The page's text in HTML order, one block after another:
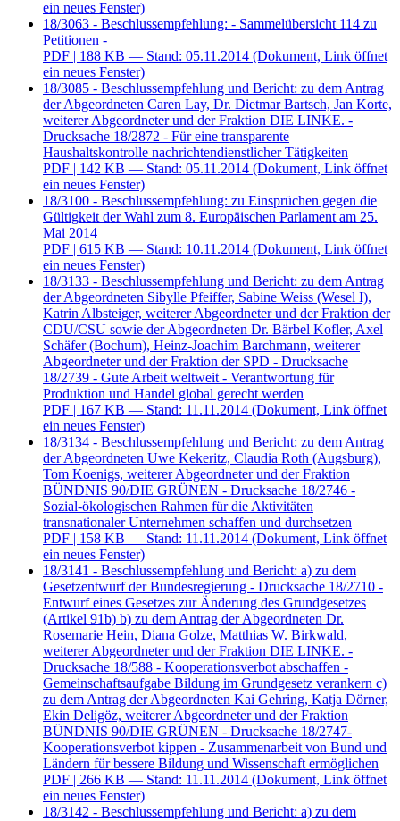
ein neues Fenster)
18/3063 - Beschlussempfehlung: - Sammelübersicht 114 zu
Petitionen -
PDF | 188 KB — Stand: 05.11.2014 (Dokument, Link öffnet
ein neues Fenster)
18/3085 - Beschlussempfehlung und Bericht: zu dem Antrag
der Abgeordneten Caren Lay, Dr. Dietmar Bartsch, Jan Korte,
weiterer Abgeordneter und der Fraktion DIE LINKE. -
Drucksache 18/2872 - Für eine transparente
Haushaltskontrolle nachrichtendienstlicher Tätigkeiten
PDF | 142 KB — Stand: 05.11.2014 (Dokument, Link öffnet
ein neues Fenster)
18/3100 - Beschlussempfehlung: zu Einsprüchen gegen die
Gültigkeit der Wahl zum 8. Europäischen Parlament am 25.
Mai 2014
PDF | 615 KB — Stand: 10.11.2014 (Dokument, Link öffnet
ein neues Fenster)
18/3133 - Beschlussempfehlung und Bericht: zu dem Antrag
der Abgeordneten Sibylle Pfeiffer, Sabine Weiss (Wesel I),
Katrin Albsteiger, weiterer Abgeordneter und der Fraktion der
CDU/CSU sowie der Abgeordneten Dr. Bärbel Kofler, Axel
Schäfer (Bochum), Heinz-Joachim Barchmann, weiterer
Abgeordneter und der Fraktion der SPD - Drucksache
18/2739 - Gute Arbeit weltweit - Verantwortung für
Produktion und Handel global gerecht werden
PDF | 167 KB — Stand: 11.11.2014 (Dokument, Link öffnet
ein neues Fenster)
18/3134 - Beschlussempfehlung und Bericht: zu dem Antrag
der Abgeordneten Uwe Kekeritz, Claudia Roth (Augsburg),
Tom Koenigs, weiterer Abgeordneter und der Fraktion
BÜNDNIS 90/DIE GRÜNEN - Drucksache 18/2746 -
Sozial-ökologischen Rahmen für die Aktivitäten
transnationaler Unternehmen schaffen und durchsetzen
PDF | 158 KB — Stand: 11.11.2014 (Dokument, Link öffnet
ein neues Fenster)
18/3141 - Beschlussempfehlung und Bericht: a) zu dem
Gesetzentwurf der Bundesregierung - Drucksache 18/2710 -
Entwurf eines Gesetzes zur Änderung des Grundgesetzes
(Artikel 91b) b) zu dem Antrag der Abgeordneten Dr.
Rosemarie Hein, Diana Golze, Matthias W. Birkwald,
weiterer Abgeordneter und der Fraktion DIE LINKE. -
Drucksache 18/588 - Kooperationsverbot abschaffen -
Gemeinschaftsaufgabe Bildung im Grundgesetz verankern c)
zu dem Antrag der Abgeordneten Kai Gehring, Katja Dörner,
Ekin Deligöz, weiterer Abgeordneter und der Fraktion
BÜNDNIS 90/DIE GRÜNEN - Drucksache 18/2747-
Kooperationsverbot kippen - Zusammenarbeit von Bund und
Ländern für bessere Bildung und Wissenschaft ermöglichen
PDF | 266 KB — Stand: 11.11.2014 (Dokument, Link öffnet
ein neues Fenster)
18/3142 - Beschlussempfehlung und Bericht: a) zu dem